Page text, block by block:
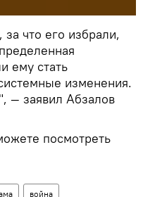
за что его избрали,
ему стать
изменения.
— заявил Абзалов
посмотреть
война